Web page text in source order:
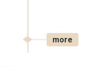
more